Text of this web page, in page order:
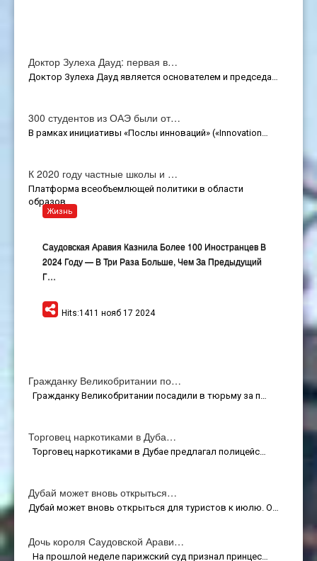
Доктор Зулеха Дауд: первая в…
Доктор Зулеха Дауд является основателем и председа…
300 студентов из ОАЭ были от…
В рамках инициативы «Послы инноваций» («Innovation…
К 2020 году частные школы и …
Платформа всеобъемлющей политики в области
образов…
Саудовская Аравия Казнила Более 100 Иностранцев В
2024 Году — В Три Раза Больше, Чем За Предыдущий
Г…
Hits:1411 нояб 17 2024
Жизнь
Гражданку Великобритании по…
Гражданку Великобритании посадили в тюрьму за п…
Торговец наркотиками в Дуба…
Торговец наркотиками в Дубае предлагал полицейс…
Дубай может вновь открыться…
Дубай может вновь открыться для туристов к июлю. О…
Дочь короля Саудовской Арави…
На прошлой неделе парижский суд признал принцес…